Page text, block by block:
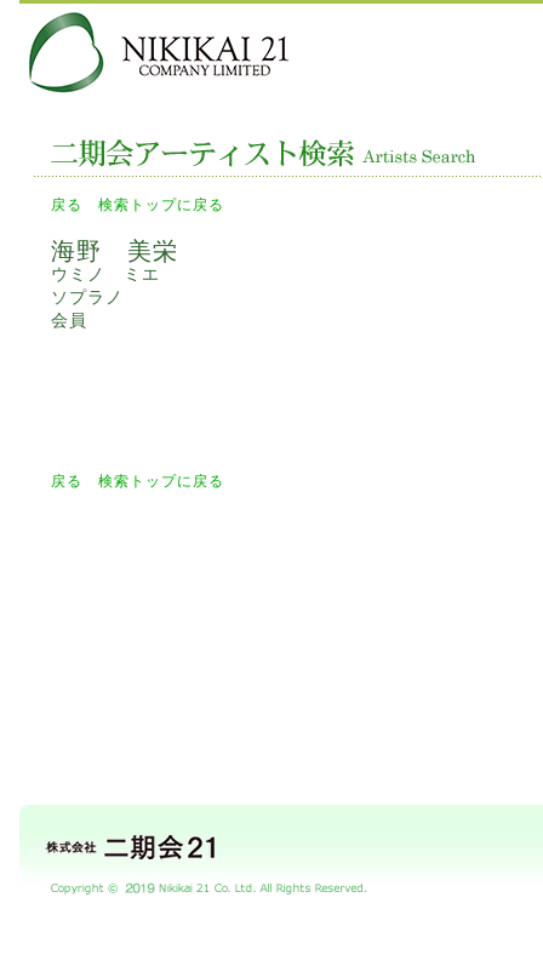
戻る 検索トップに戻る
海野 美栄
ウミノ ミエ
ソプラノ
会員
戻る 検索トップに戻る